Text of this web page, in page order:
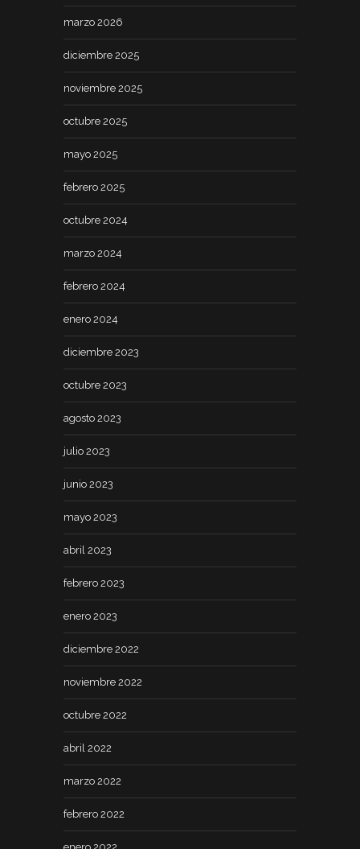
marzo 2026
diciembre 2025
noviembre 2025
octubre 2025
mayo 2025
febrero 2025
octubre 2024
marzo 2024
febrero 2024
enero 2024
diciembre 2023
octubre 2023
agosto 2023
julio 2023
junio 2023
mayo 2023
abril 2023
febrero 2023
enero 2023
diciembre 2022
noviembre 2022
octubre 2022
abril 2022
marzo 2022
febrero 2022